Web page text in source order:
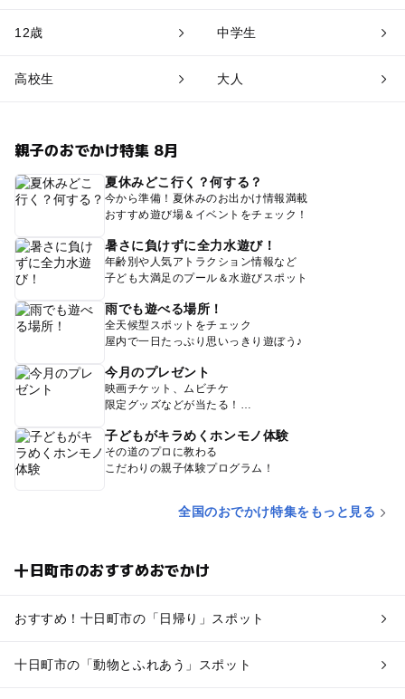
12歳 中学生
高校生 大人
親子のおでかけ特集 8月
夏休みどこ行く？何する？
今から準備！夏休みのお出かけ情報満載
おすすめ遊び場＆イベントをチェック！
暑さに負けずに全力水遊び！
年齢別や人気アトラクション情報など
子ども大満足のプール＆水遊びスポット
雨でも遊べる場所！
全天候型スポットをチェック
屋内で一日たっぷり思いっきり遊ぼう♪
今月のプレゼント
映画チケット、ムビチケ
限定グッズなどが当たる！
子どもがキラめくホンモノ体験
その道のプロに教わる
こだわりの親子体験プログラム！
全国のおでかけ特集をもっと見る
十日町市のおすすめおでかけ
おすすめ！十日町市の「日帰り」スポット
十日町市の「動物とふれあう」スポット